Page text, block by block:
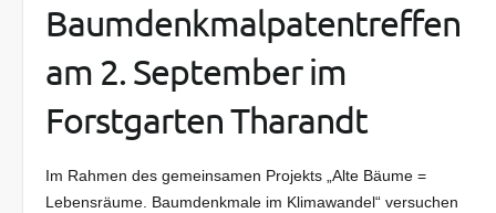
Baumdenkmalpatentreffen
am 2. September im
Forstgarten Tharandt
Im Rahmen des gemeinsamen Projekts „Alte Bäume =
Lebensräume. Baumdenkmale im Klimawandel“ versuchen